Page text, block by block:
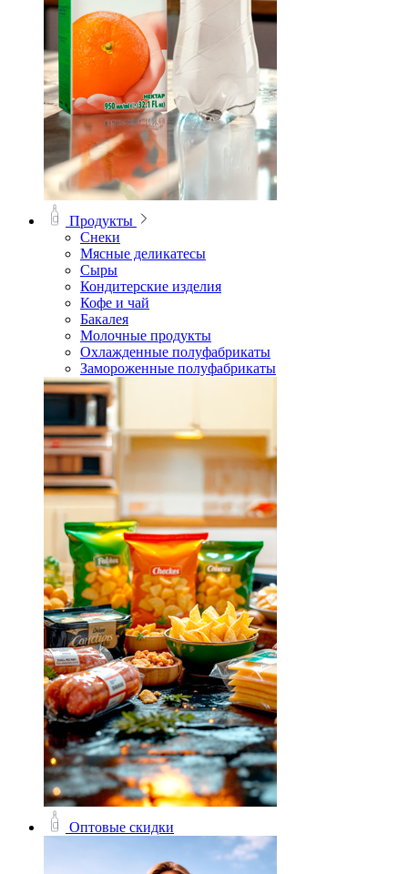
Продукты
Снеки
Мясные деликатесы
Сыры
Кондитерские изделия
Кофе и чай
Бакалея
Молочные продукты
Охлажденные полуфабрикаты
Замороженные полуфабрикаты
Оптовые скидки